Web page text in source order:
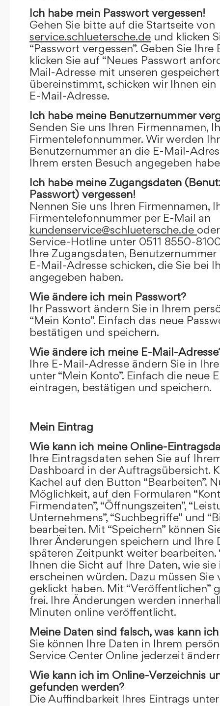
Ich habe mein Passwort vergessen!
Gehen Sie bitte auf die Startseite von
service.schluetersche.de und klicken
“Passwort vergessen”. Geben Sie
klicken Sie auf “Neues Passwort
Mail-Adresse mit unseren
übereinstimmt, schicken wir Ihnen
E-Mail-Adresse.
Ich habe meine Benutzernummer
Senden Sie uns Ihren Firmennamen,
Firmentelefonnummer. Wir werden
Benutzernummer an die E-Mail-
Ihrem ersten Besuch angegeben
Ich habe meine Zugangsdaten
Passwort) vergessen!
Nennen Sie uns Ihren Firmennamen,
Firmentelefonnummer per E-Mail an
kundenservice@schluetersche.de
Service-Hotline unter 0511 8550-
Ihre Zugangsdaten,
E-Mail-Adresse schicken, die Sie bei
angegeben haben.
Wie ändere ich mein Passwort?
Ihr Passwort ändern Sie in Ihrem
“Mein Konto”. Einfach das neue
bestätigen und speichern.
Wie ändere ich meine E-Mail-
Ihre E-Mail-Adresse ändern Sie in
unter “Mein Konto”. Einfach die neue
eintragen, bestätigen und speichern.
Mein Eintrag
Wie kann ich meine Online-
Ihre Eintragsdaten sehen Sie auf
Dashboard in der Auftragsübersicht.
Kachel auf den Button “Bearbeiten”.
Möglichkeit, auf den Formularen
Firmendaten”, “Öffnungszeiten”,
Unternehmens”, “Suchbegriffe” und
bearbeiten. Mit “Speichern” können
Ihrer Änderungen speichern und Ihre
späteren Zeitpunkt weiter bearbeiten.
Ihnen die Sicht auf Ihre Daten, wie
erscheinen würden. Dazu müssen Sie
geklickt haben. Mit “Veröffentlichen”
frei. Ihre Änderungen werden
Minuten online veröffentlicht.
Meine Daten sind falsch, was kann
Sie können Ihre Daten in Ihrem
Service Center Online jederzeit
Wie kann ich im Online-Verzeichnis
gefunden werden?
Die Auffindbarkeit Ihres Eintrags